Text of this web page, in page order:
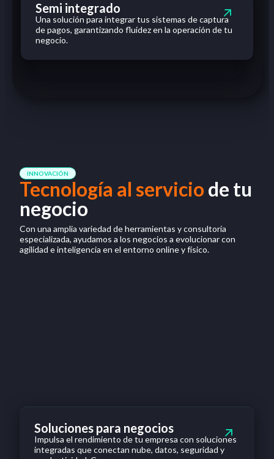
Semi integrado
Una solución para integrartus sistemas de captura
de pagos, garantizando fluidezen la operación detu
negocio.
INNOVACIÓN
Tecnología al servicio de tu
negocio
Con una amplia variedad de herramientas y consultoría
especializada, ayudamos a los negocios a evolucionar con
agilidad e inteligencia en el entorno online y físico.
Soluciones para negocios
Impulsa el rendimiento de tu empresa con soluciones
integradas que conectan nube, datos, seguridad y